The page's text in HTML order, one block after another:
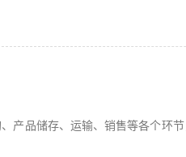
产品储存、运输、销售等各个环